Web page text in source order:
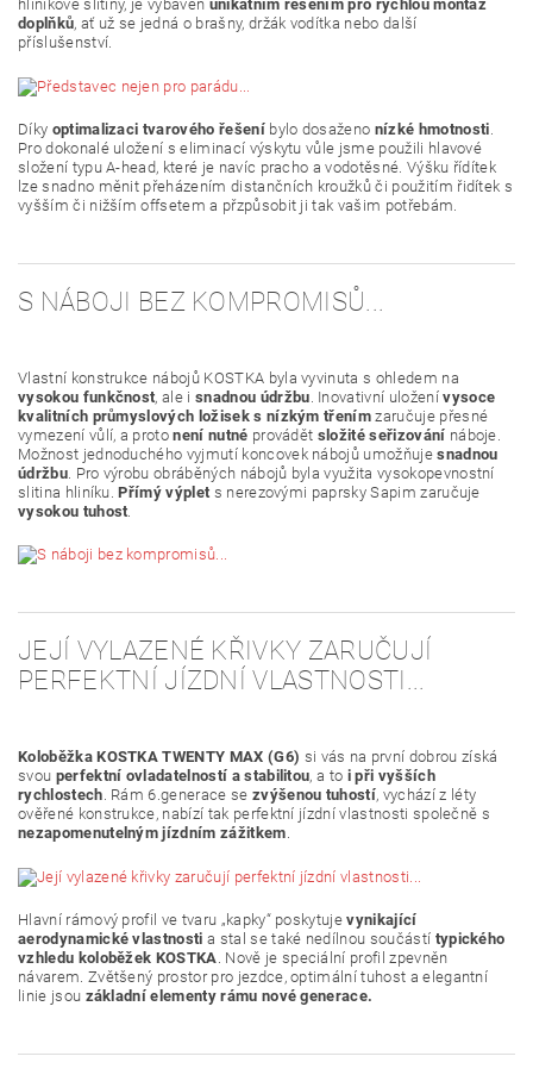
hliníkové slitiny, je vybaven unikátním řešením pro rychlou montáž
doplňků, ať už se jedná o brašny, držák vodítka nebo další
příslušenství.
Díky optimalizaci tvarového řešeníbylo dosaženo nízké hmotnosti
Pro dokonalé uložení s eliminací výskytu vůle jsme použili hlavové
složení typu A-head, které je navíc pracho a vodotěsné. Výšku řídítek
lze snadno měnit přeházením distančních kroužků či použitím řidítek s
vyšším či nižším offsetem a přzpůsobit ji tak vašim potřebám.
S NÁBOJI BEZ KOMPROMISŮ...
Vlastní konstrukce nábojů KOSTKA byla vyvinuta s ohledem na
vysokou funkčnost, ale isnadnou údržbu . Inovativní uloženívysoce
kvalitních průmyslových ložisek s nízkým třením zaručuje přesné
vymezení vůlí, a protonení nutné provádět složité seřizování náboje.
Možnost jednoduchého vyjmutí koncovek nábojů umožňujesnadnou
údržbu. Pro výrobu obráběných nábojů byla využita vysokopevnostní
slitina hliníku.Přímý výplet s nerezovými paprsky Sapim zaručuje
vysokou tuhost
JEJÍ VYLAZENÉ KŘIVKY ZARUČUJÍ
PERFEKTNÍ JÍZDNÍ VLASTNOSTI...
Koloběžka KOSTKA TWENTY MAX (G6) si vás na první dobrou získá
svou perfektní ovladatelností a stabilitou, a to i při vyšších
rychlostech. Rám 6.generace se zvýšenou tuhostí, vychází z léty
ověřené konstrukce, nabízí tak perfektní jízdní vlastnosti společně s
nezapomenutelným jízdním zážitkem.
Hlavní rámový profil ve tvaru „kapky“ poskytujevynikající
aerodynamické vlastnosti a stal se také nedílnou součástí typického
vzhledu koloběžek KOSTKA . Nově je speciální profil zpevněn
návarem. Zvětšený prostor pro jezdce, optimální tuhost a elegantní
linie jsou základní elementy rámu nové generace.